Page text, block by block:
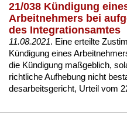
21/038 Kündigung
Arbeitnehmers bei
des Integrationsamtes
11.08.2021. Ei­ne er­teil­te
Kündi­gung ei­nes
die Kündi­gung maßgeb­lich,
richt­li­che Auf­he­bung nicht
des­ar­beits­ge­richt, Ur­teil vom